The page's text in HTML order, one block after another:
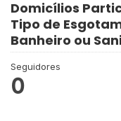
Domicílios
Tipo de
Banheiro ou
Seguidores
0